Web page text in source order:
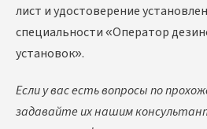
лист и удостоверение
специальности «Оператор
установок».
Если у вас есть вопросы по
задавайте их нашим